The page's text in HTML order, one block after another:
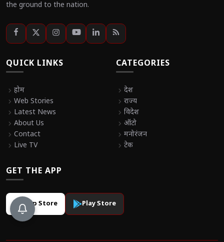
the ground to the nation.
QUICK LINKS
chevron_right होम
chevron_right Web Stories
chevron_right Latest News
chevron_right About Us
chevron_right Contact
chevron_right Live TV
CATEGORIES
chevron_right देश
chevron_right राज्य
chevron_right विदेश
chevron_right ऑटो
chevron_right मनोरंजन
chevron_right टेक
GET THE APP
App Store Play Store